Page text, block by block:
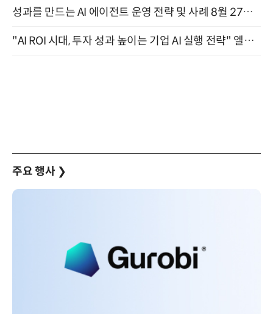
성과를 만드는 AI 에이전트 운영 전략 및 사례 8월 27일 개최
"AI ROI 시대, 투자 성과 높이는 기업 AI 실행 전략" 엘타워 6층 (9월 18일)
주요 행사 ❯